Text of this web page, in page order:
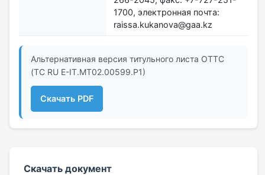
1700, электронная почта:
raissa.kukanova@gaa.kz
Альтернативная версия титульного листа ОТТС
(ТС RU Е-IT.МТ02.00599.Р1)
Скачать PDF
Скачать документ